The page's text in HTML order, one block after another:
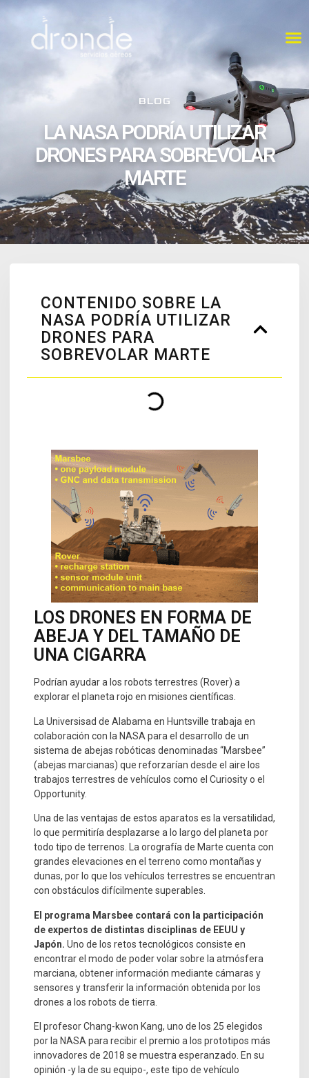
BLOG
LA NASA PODRÍA UTILIZAR
DRONES PARA SOBREVOLAR
MARTE
CONTENIDO SOBRE LA
NASA PODRÍA UTILIZAR
DRONES PARA
SOBREVOLAR MARTE
LOS DRONES EN FORMA DE
ABEJA Y DEL TAMAÑO DE
UNA CIGARRA
Podrían ayudar a los robots terrestres (Rover) a
explorar el planeta rojo en misiones científicas.
La Universisad de Alabama en Huntsville trabaja en
colaboración con la NASA para el desarrollo de un
sistema de abejas robóticas denominadas “Marsbee”
(abejas marcianas) que reforzarían desde el aire los
trabajos terrestres de vehículos como el Curiosity o el
Opportunity.
Una de las ventajas de estos aparatos es la versatilidad,
lo que permitiría desplazarse a lo largo del planeta por
todo tipo de terrenos. La orografía de Marte cuenta con
grandes elevaciones en el terreno como montañas y
dunas, por lo que los vehículos terrestres se encuentran
con obstáculos difícilmente superables.
El programa Marsbee contará con la participación
de expertos de distintas disciplinas de EEUU y
Japón. Uno de los retos tecnológicos consiste en
encontrar el modo de poder volar sobre la atmósfera
marciana, obtener información mediante cámaras y
sensores y transferir la información obtenida por los
drones a los robots de tierra.
El profesor Chang-kwon Kang, uno de los 25 elegidos
por la NASA para recibir el premio a los prototipos más
innovadores de 2018 se muestra esperanzado. En su
opinión -y la de su equipo-, este tipo de vehículo